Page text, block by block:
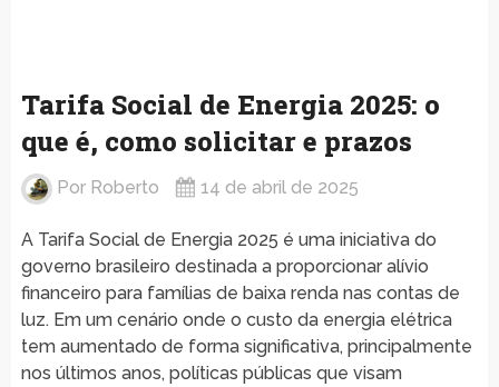
Tarifa Social de Energia 2025: o
que é, como solicitar e prazos
Por Roberto 14 de abril de 2025
A Tarifa Social de Energia 2025 é uma iniciativa do
governo brasileiro destinada a proporcionar alívio
financeiro para famílias de baixa renda nas contas de
luz. Em um cenário onde o custo da energia elétrica
tem aumentado de forma significativa, principalmente
nos últimos anos, políticas públicas que visam